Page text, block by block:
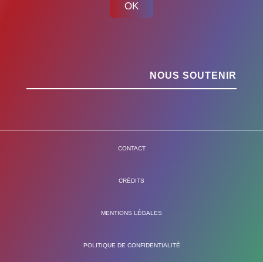
OK
NOUS SOUTENIR
CONTACT
CRÉDITS
MENTIONS LÉGALES
POLITIQUE DE CONFIDENTIALITÉ